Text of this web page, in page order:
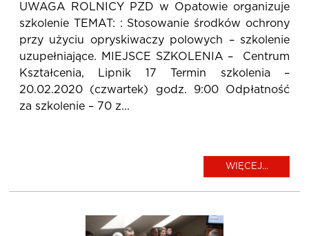
UWAGA ROLNICY PZD w Opatowie organizuje
szkolenie TEMAT: : Stosowanie środków ochrony
przy użyciu opryskiwaczy polowych – szkolenie
uzupełniające. MIEJSCE SZKOLENIA – Centrum
Kształcenia, Lipnik 17 Termin szkolenia –
20.02.2020 (czwartek) godz. 9:00 Odpłatność
za szkolenie – 70 z...
WIĘCEJ...